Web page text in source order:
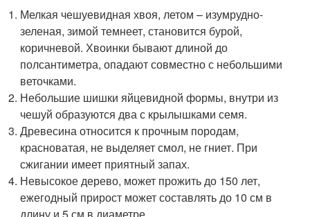
Мелкая чешуевидная хвоя, летом – изумрудно-
зеленая, зимой темнеет, становится бурой,
коричневой. Хвоинки бывают длиной до
полсантиметра, опадают совместно с небольшими
веточками.
Небольшие шишки яйцевидной формы, внутри из
чешуй образуются два с крылышками семя.
Древесина относится к прочным породам,
красноватая, не выделяет смол, не гниет. При
сжигании имеет приятный запах.
Невысокое дерево, может прожить до 150 лет,
ежегодный прирост может составлять до 10 см в